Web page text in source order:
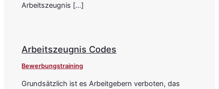
Arbeitszeugnis […]
Arbeitszeugnis Codes
Bewerbungstraining
Grundsätzlich ist es Arbeitgebern verboten, das